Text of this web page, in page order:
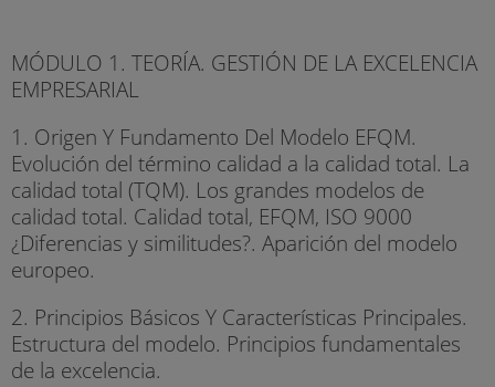
MÓDULO 1. TEORÍA. GESTIÓN DE LA EXCELENCIA
EMPRESARIAL
1. Origen Y Fundamento Del Modelo EFQM.
Evolución del término calidad a la calidad total. La
calidad total (TQM). Los grandes modelos de
calidad total. Calidad total, EFQM, ISO 9000
¿Diferencias y similitudes?. Aparición del modelo
europeo.
2. Principios Básicos Y Características Principales.
Estructura del modelo. Principios fundamentales
de la excelencia.